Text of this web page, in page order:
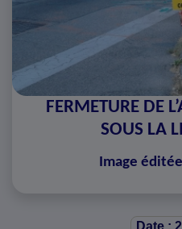
FERMETURE DE
SOUS LA
Image